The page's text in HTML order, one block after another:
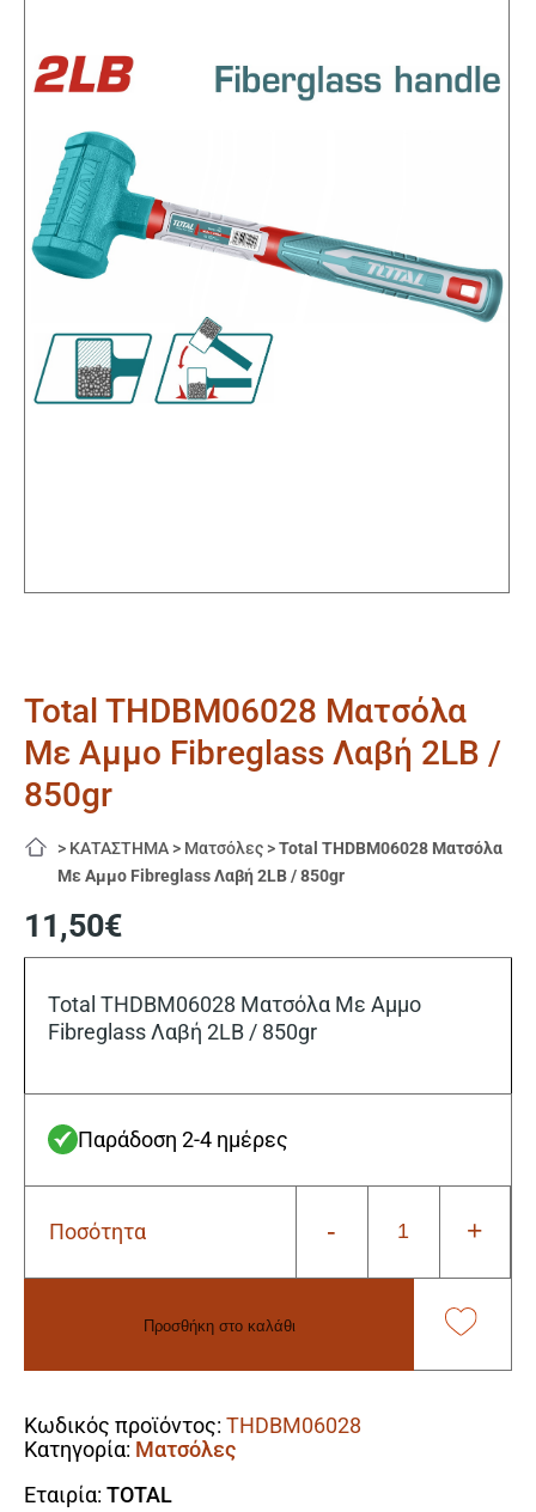
Total THDBM06028 Ματσόλα
Με Αμμο Fibreglass Λαβή 2LB /
850gr
> ΚΑΤΑΣΤΗΜΑ > Ματσόλες >Total THDBM06028 Ματσόλα
Με Αμμο Fibreglass Λαβή 2LB / 850gr
11,50€
Total THDBM06028 Ματσόλα Με Αμμο
Fibreglass Λαβή 2LB / 850gr
Παράδοση 2-4 ημέρες
Ποσότητα -
Total
/
850gr
ποσότητα
+
Προσθήκη στο καλάθι
Κωδικός προϊόντος: THDBM06028
Κατηγορία: Ματσόλες
Εταιρία: TOTAL